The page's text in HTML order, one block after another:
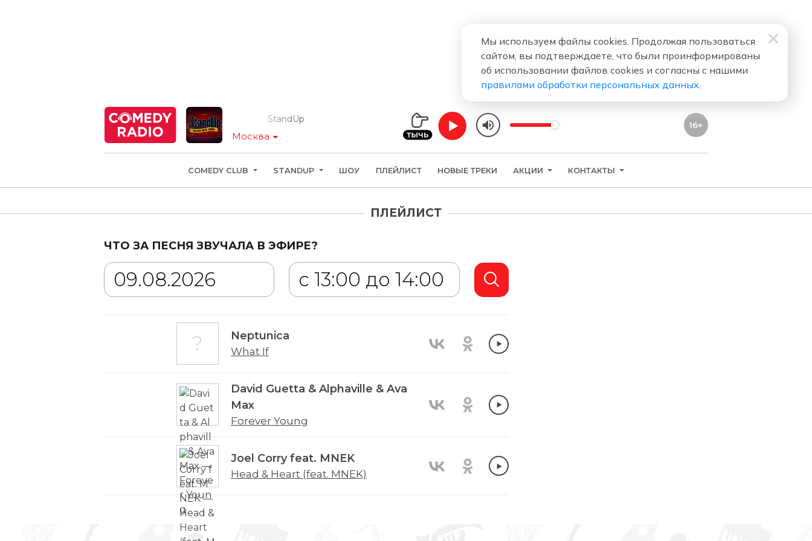
Москва
StandUp
16+
COMEDY CLUB STANDUP ШОУ ПЛЕЙЛИСТ НОВЫЕ ТРЕКИ АКЦИИ КОНТАКТЫ
ПЛЕЙЛИСТ
ЧТО ЗА ПЕСНЯ ЗВУЧАЛА В ЭФИРЕ?
Neptunica
What If
David Guetta & Alphaville & Ava
Max
Forever Young
Joel Corry feat. MNEK
Head & Heart (feat. MNEK)
Мы используем файлы cookies. Продолжая пользоваться
сайтом, вы подтверждаете, что были проинформированы
об использовании файлов cookies и согласны с нашими
правилами обработки персональных данных.